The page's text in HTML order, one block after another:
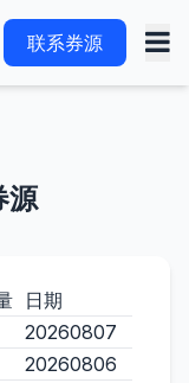
联系券源
源
日期
20260807
20260806